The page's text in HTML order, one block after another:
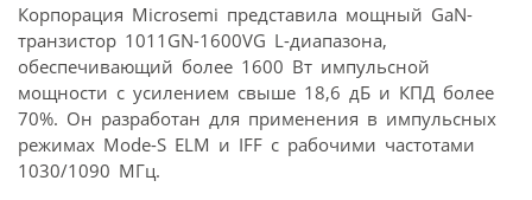
Корпорация Microsemi представила мощный GaN-
транзистор 1011GN-1600VG L-диапазона,
обеспечивающий более 1600 Вт импульсной
мощности с усилением свыше 18,6 дБ и КПД более
70%. Он разработан для применения в импульсных
режимах Mode-S ELM и IFF с рабочими частотами
1030/1090 МГц.